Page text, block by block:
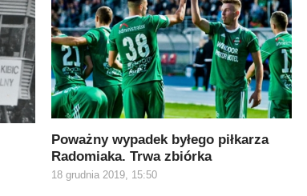
Poważny wypadek byłego piłkarza
Radomiaka. Trwa zbiórka
18 grudnia 2019, 15:50